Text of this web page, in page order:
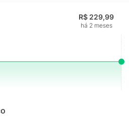
R$ 229,99
há 2 meses